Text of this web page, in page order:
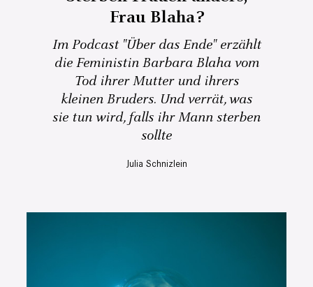
Frau Blaha?
Im Podcast "Über das Ende" erzählt
die Feministin Barbara Blaha vom
Tod ihrer Mutter und ihrers
kleinen Bruders. Und verrät, was
sie tun wird, falls ihr Mann sterben
sollte
Julia Schnizlein